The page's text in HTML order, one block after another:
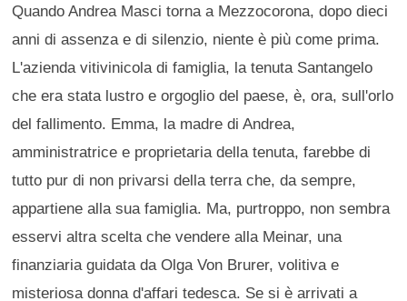
Quando Andrea Masci torna a Mezzocorona, dopo dieci
anni di assenza e di silenzio, niente è più come prima.
L'azienda vitivinicola di famiglia, la tenuta Santangelo
che era stata lustro e orgoglio del paese, è, ora, sull'orlo
del fallimento. Emma, la madre di Andrea,
amministratrice e proprietaria della tenuta, farebbe di
tutto pur di non privarsi della terra che, da sempre,
appartiene alla sua famiglia. Ma, purtroppo, non sembra
esservi altra scelta che vendere alla Meinar, una
finanziaria guidata da Olga Von Brurer, volitiva e
misteriosa donna d'affari tedesca. Se si è arrivati a